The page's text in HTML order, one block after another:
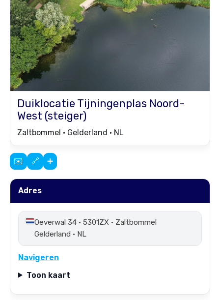
Duiklocatie Tijningenplas Noord-
West (steiger)
Zaltbommel • Gelderland • NL
✉️ 🔗 ➕
Adres
Oeverwal 34 • 5301ZX • Zaltbommel
Gelderland • NL
Navigeren
Toon kaart